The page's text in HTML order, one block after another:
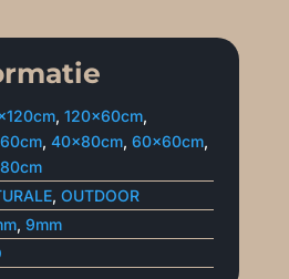
, 120x60cm,
, 40x80cm, 60x60cm,
, OUTDOOR
, 9mm